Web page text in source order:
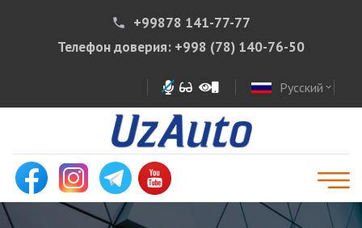
phone
+99878 141-77-77
Телефон доверия: +998 (78) 140-76-50
Русский expand_more